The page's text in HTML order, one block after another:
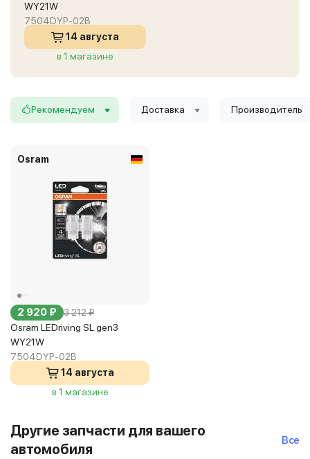
WY21W
7504DYP-02B
14 августа
в 1 магазине
Рекомендуем Доставка Производитель
Osram
2 920 ₽ 3 212 ₽
Osram LEDriving SL gen3
WY21W
7504DYP-02B
14 августа
в 1 магазине
Другие запчасти для вашего
автомобиля
Все